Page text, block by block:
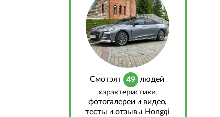
Cмотрят 49 людей:
характеристики,
фотогалереи и видео,
тесты и отзывы Hongqi